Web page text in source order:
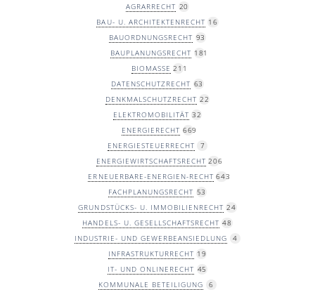
AGRARRECHT 20
BAU- U. ARCHITEKTENRECHT 16
BAUORDNUNGSRECHT 93
BAUPLANUNGSRECHT 181
BIOMASSE 211
DATENSCHUTZRECHT 63
DENKMALSCHUTZRECHT 22
ELEKTROMOBILITÄT 32
ENERGIERECHT 669
ENERGIESTEUERRECHT
7
ENERGIEWIRTSCHAFTSRECHT 206
ERNEUERBARE-ENERGIEN-RECHT 643
FACHPLANUNGSRECHT 53
GRUNDSTÜCKS- U. IMMOBILIENRECHT 24
HANDELS- U. GESELLSCHAFTSRECHT 48
INDUSTRIE- UND GEWERBEANSIEDLUNG
4
INFRASTRUKTURRECHT 19
IT- UND ONLINERECHT 45
KOMMUNALE BETEILIGUNG
6